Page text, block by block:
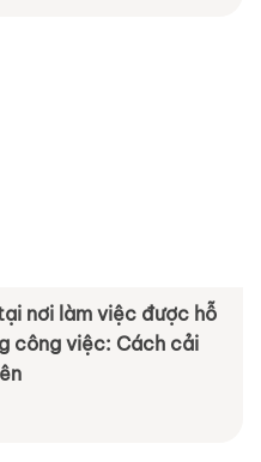
nơi làm việc được hỗ
công việc: Cách cải